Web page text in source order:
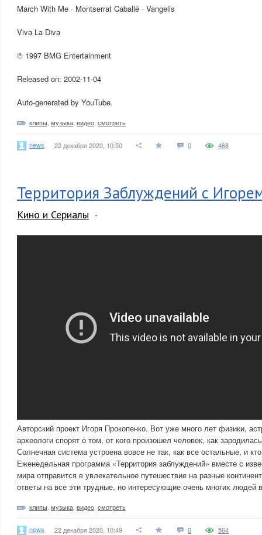
March With Me · Montserrat Caballé · Vangelis
Viva La Diva
℗ 1997 BMG Entertainment
Released on: 2002-11-04
Auto-generated by YouTube.
клипы музыка видео смотреть
news 22 декабря 2020, 10:50 0 468
Территория Заблуждений с
Кино и Сериалы
Авторский проект Игоря Прокопенко. Вот уже много лет физики,
археологи спорят о том, от кого произошел человек, как
Солнечная система устроена вовсе не так, как все остальные, и
Еженедельная программа «Территория заблуждений» вместе с
мира отправится в увлекательное путешествие на разные
ответы на все эти трудные, но интересующие очень многих людей
клипы музыка видео смотреть
news 22 декабря 2020, 10:49 0 564